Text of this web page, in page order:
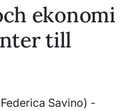
ekonomi
till
Savino) -